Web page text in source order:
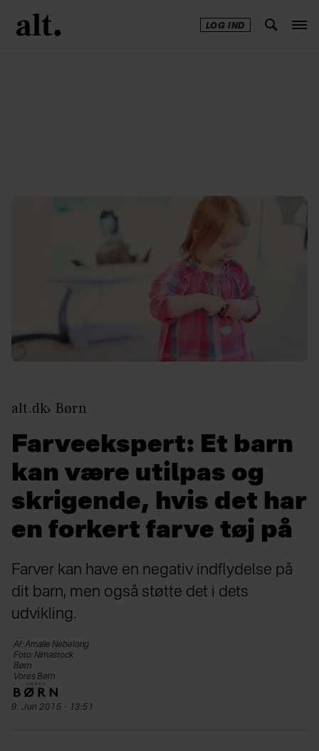
LOG IND
alt.dk Børn
Farveekspert: Et barn
kan være utilpas og
skrigende, hvis det har
en forkert farve tøj på
Farver kan have en negativ indflydelse på
dit barn, men også støtte det i dets
udvikling.
Af: Amalie Nebelong
Foto: Nimastock
Børn
Vores Børn
9. Jun 2015 - 13:51